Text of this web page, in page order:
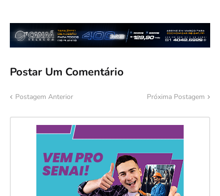
Postar Um Comentário
Postagem Anterior Próxima Postagem